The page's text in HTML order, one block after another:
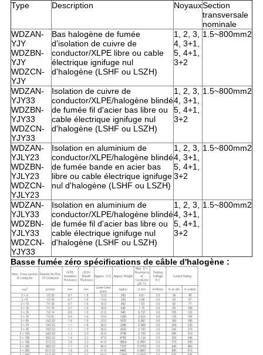
Type
Description NoyauxSection
transversale
nominale
WDZAN-
YJY
WDZBN-
YJY
WDZCN-
YJY
Bas halogène de fumée
d'isolation de cuivre de
conductor/XLPE libre ou cable
électrique ignifuge nul
d'halogène (LSHF ou LSZH)
1, 2, 3,
4, 3+1,
5, 4+1,
3+2
1.5~800mm2
WDZAN-
YJY33
WDZBN-
YJY33
WDZCN-
YJY33
Isolation de cuivre de
conductor/XLPE/halogène blindé
de fumée fil d'acier bas libre ou
cable électrique ignifuge nul
d'halogène (LSHF ou LSZH)
1, 2, 3,
4, 3+1,
5, 4+1,
3+2
1.5~800mm2
WDZAN-
YJLY23
WDZBN-
YJLY23
WDZCN-
YJLY23
Isolation en aluminium de
conductor/XLPE/halogène blindé
de fumée bande en acier bas
libre ou cable électrique ignifuge
nul d'halogène (LSHF ou LSZH)
1, 2, 3,
4, 3+1,
5, 4+1,
3+2
1.5~800mm2
WDZAN-
YJLY33
WDZBN-
YJLY33
WDZCN-
YJY33
Isolation en aluminium de
conductor/XLPE/halogène blindé
de fumée fil d'acier bas libre ou
cable électrique ignifuge nul
d'halogène (LSHF ou LSZH)
1, 2, 3,
4, 3+1,
5, 4+1,
3+2
1.5~800mm2
Basse fumée zéro spécifications de câble d'halogène :